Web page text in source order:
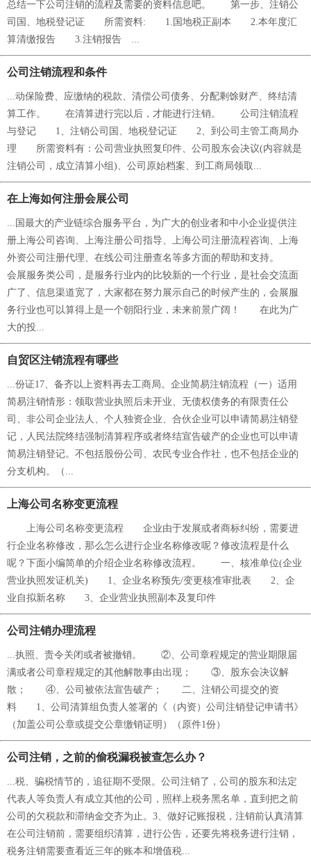
总结一下公司注销的流程及需要的资料信息吧。 第一步、注销公
司国、地税登记证 所需资料: 1.国地税正副本 2.本年度汇
算清缴报告 3.注销报告 ...
公司注销流程和条件
...动保险费、应缴纳的税款、清偿公司债务、分配剩馀财产、终结清
算工作。 在清算进行完以后，才能进行注销。 公司注销流程
与登记 1、注销公司国、地税登记证 2、到公司主管工商局办
理 所需资料有：公司营业执照复印件、公司股东会决议(内容就是
注销公司，成立清算小组)、公司原始档案、到工商局领取...
在上海如何注册会展公司
...国最大的产业链综合服务平台，为广大的创业者和中小企业提供注
册上海公司咨询、上海注册公司指导、上海公司注册流程咨询、上海
外资公司注册代理、在线公司注册查名等多方面的帮助和支持。
会展服务类公司，是服务行业内的比较新的一个行业，是社会交流面
广了、信息渠道宽了，大家都在努力展示自己的时候产生的，会展服
务行业也可以算得上是一个朝阳行业，未来前景广阔！ 在此为广
大的投...
自贸区注销流程有哪些
...份证17、备齐以上资料再去工商局。企业简易注销流程（一）适用
简易注销情形：领取营业执照后未开业、无债权债务的有限责任公
司、非公司企业法人、个人独资企业、合伙企业可以申请简易注销登
记，人民法院终结强制清算程序或者终结宣告破产的企业也可以申请
简易注销登记。不包括股份公司、农民专业合作社，也不包括企业的
分支机构。（...
上海公司名称变更流程
上海公司名称变更流程 企业由于发展或者商标纠纷，需要进
行企业名称修改，那么怎么进行企业名称修改呢？修改流程是什么
呢？下面小编简单的介绍企业名称修改流程。 一、核准单位(企业
营业执照发证机关) 1、企业名称预先/变更核准审批表 2、企
业自拟新名称 3、企业营业执照副本及复印件
公司注销办理流程
...执照、责令关闭或者被撤销。 ②、公司章程规定的营业期限届
满或者公司章程规定的其他解散事由出现； ③、股东会决议解
散； ④、公司被依法宣告破产； 二、注销公司提交的资
料 1、公司清算组负责人签署的《（内资）公司注销登记申请书》
（加盖公司公章或提交公章缴销证明）（原件1份）
公司注销，之前的偷税漏税被查怎么办？
...税、骗税情节的，追征期不受限。公司注销了，公司的股东和法定
代表人等负责人有成立其他的公司，照样上税务黑名单，直到把之前
公司的欠税款和滞纳金交齐为止。3、做好记账报税，注销前认真清算
在公司注销前，需要组织清算，进行公告，还要先将税务进行注销，
税务注销需要查看近三年的账本和增值税...